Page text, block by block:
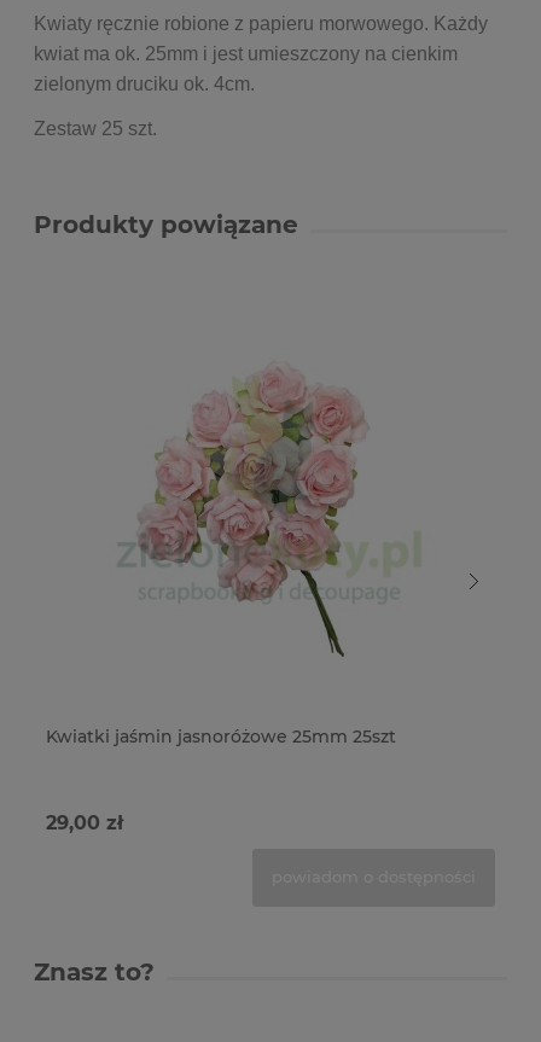
Kwiaty ręcznie robione z papieru morwowego. Każdy
kwiat ma ok. 25mm i jest umieszczony na cienkim
zielonym druciku ok. 4cm.
Zestaw 25 szt.
Produkty powiązane
Kwiatki jaśmin jasnoróżowe 25mm 25szt
29,00 zł
Znasz to?